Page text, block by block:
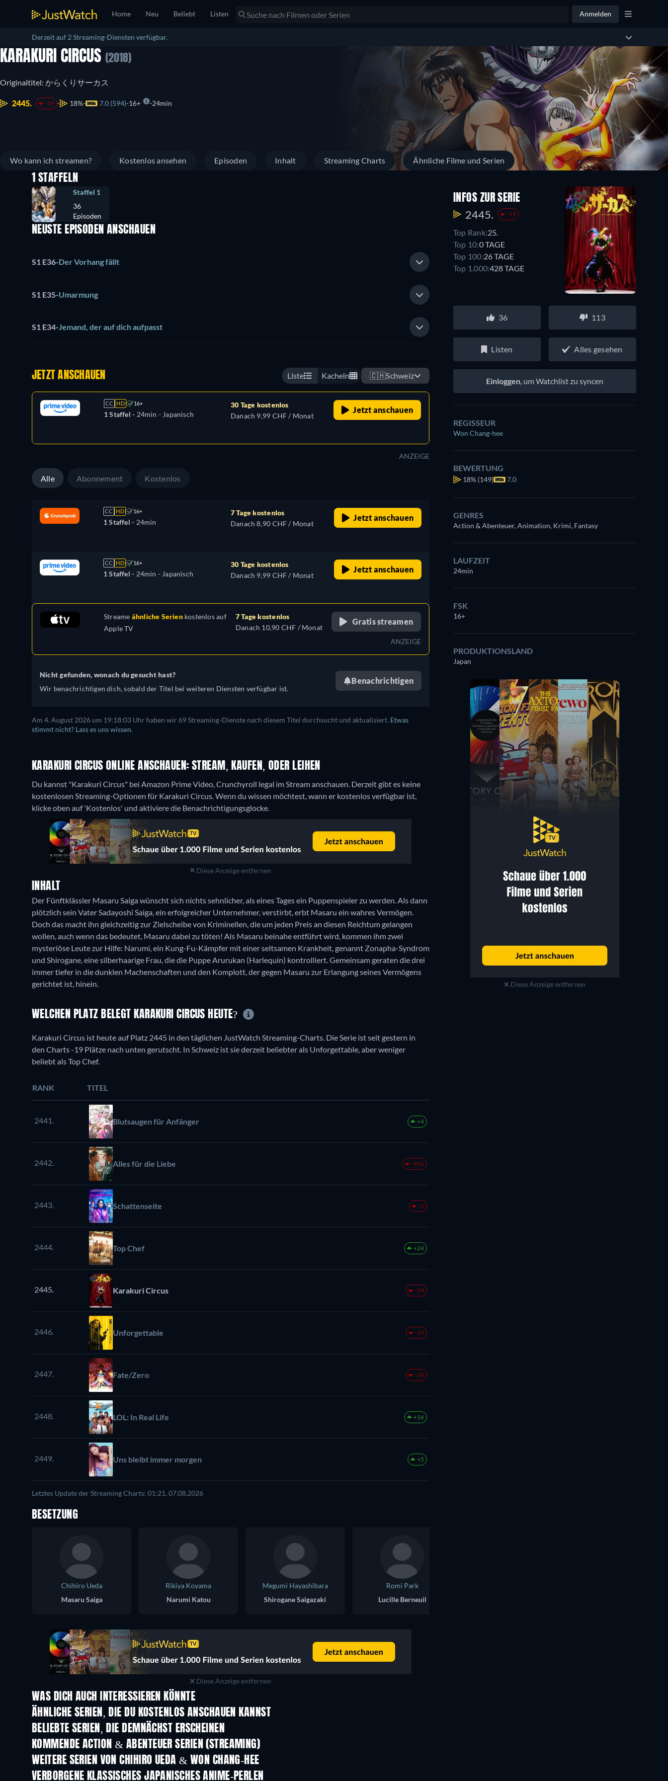
Home Neu Beliebt Listen Anmelden
Derzeit auf 2 Streaming-Diensten verfügbar.
KARAKURI CIRCUS (2018)
Originaltitel: からくりサーカス
2445. -19 18% 7.0 (594) 16+ 24min
Wo kann ich streamen? Kostenlos ansehen Episoden Inhalt Streaming Charts Ähnliche Filme und Serien
1 STAFFELN
Staffel 1
36
Episoden
NEUSTE EPISODEN ANSCHAUEN
S1 E36-Der Vorhang fällt
S1 E35-Umarmung
S1 E34-Jemand, der auf dich aufpasst
JETZT ANSCHAUEN Liste Kacheln 🇨🇭Schweiz
CC HD 16+
1 Staffel - 24min - Japanisch
30 Tage kostenlos
Danach 9,99 CHF / Monat
Jetzt anschauen
ANZEIGE
Alle Abonnement Kostenlos
CC HD 16+
1 Staffel - 24min
7 Tage kostenlos
Danach 8,90 CHF / Monat
Jetzt anschauen
CC HD 16+
1 Staffel - 24min - Japanisch
30 Tage kostenlos
Danach 9,99 CHF / Monat
Jetzt anschauen
Streame ähnliche Serienkostenlos auf
Apple TV
7 Tage kostenlos
Danach 10,90 CHF / Monat
Gratis streamen
ANZEIGE
Nicht gefunden, wonach du gesucht hast?
Wir benachrichtigen dich, sobald der Titel bei weiteren Diensten verfügbar ist.
Benachrichtigen
Am 4. August 2026 um 19:18:03 Uhr haben wir 69 Streaming-Dienste nach diesem Titel durchsucht und aktualisiert. Etwas
stimmt nicht? Lass es uns wissen.
KARAKURI CIRCUS ONLINE ANSCHAUEN: STREAM, KAUFEN, ODER LEIHEN
Du kannst "Karakuri Circus" bei Amazon Prime Video, Crunchyroll legal im Stream anschauen. Derzeit gibt es keine
kostenlosen Streaming-Optionen für Karakuri Circus. Wenn du wissen möchtest, wann er kostenlos verfügbar ist,
klicke oben auf 'Kostenlos' und aktiviere die Benachrichtigungsglocke.
Diese Anzeige entfernen
INHALT
Der Fünftklässler Masaru Saiga wünscht sich nichts sehnlicher, als eines Tages ein Puppenspieler zu werden. Als dann
plötzlich sein Vater Sadayoshi Saiga, ein erfolgreicher Unternehmer, verstirbt, erbt Masaru ein wahres Vermögen.
Doch das macht ihn gleichzeitig zur Zielscheibe von Kriminellen, die um jeden Preis an diesen Reichtum gelangen
wollen, auch wenn das bedeutet, Masaru dabei zu töten! Als Masaru beinahe entführt wird, kommen ihm zwei
mysteriöse Leute zur Hilfe: Narumi, ein Kung-Fu-Kämpfer mit einer seltsamen Krankheit, genannt Zonapha-Syndrom
und Shirogane, eine silberhaarige Frau, die die Puppe Arurukan (Harlequin) kontrolliert. Gemeinsam geraten die drei
immer tiefer in die dunklen Machenschaften und den Komplott, der gegen Masaru zur Erlangung seines Vermögens
gerichtet ist, hinein.
INFOS ZUR SERIE
2445. -19
Top Rank:25.
Top 10:0 TAGE
Top 100:26 TAGE
Top 1.000:428 TAGE
36 113
Listen Alles gesehen
Einloggen, um Watchlist zu syncen
REGISSEUR
Won Chang-hee
BEWERTUNG
18% (149) 7.0
GENRES
Action & Abenteuer, Animation, Krimi, Fantasy
LAUFZEIT
24min
FSK
16+
PRODUKTIONSLAND
Japan
Diese Anzeige entfernen
WELCHEN PLATZ BELEGT KARAKURI CIRCUS HEUTE?
Karakuri Circus ist heute auf Platz 2445 in den täglichen JustWatch Streaming-Charts. Die Serie ist seit gestern in
den Charts -19 Plätze nach unten gerutscht. In Schweiz ist sie derzeit beliebter als Unforgettable, aber weniger
beliebt als Top Chef.
RANK TITEL
2441. Blutsaugen für Anfänger +4
2442. Alles für die Liebe -916
2443. Schattenseite -1
2444. Top Chef +24
2445. Karakuri Circus -19
2446. Unforgettable -19
2447. Fate/Zero -34
2448. LOL: In Real Life +16
2449. Uns bleibt immer morgen +5
Letztes Update der Streaming Charts: 01:21, 07.08.2026
BESETZUNG
Chihiro Ueda
Masaru Saiga
Rikiya Koyama
Narumi Katou
Megumi Hayashibara
Shirogane Saigazaki
Romi Park
Lucille Berneuil
Diese Anzeige entfernen
WAS DICH AUCH INTERESSIEREN KÖNNTE
Serie
ÄHNLICHE SERIEN, DIE DU KOSTENLOS ANSCHAUEN KANNST
Serie Serie
BELIEBTE SERIEN, DIE DEMNÄCHST ERSCHEINEN
Serie Serie
KOMMENDE ACTION & ABENTEUER SERIEN (STREAMING)
Staffel 2 Staffel 2
WEITERE SERIEN VON CHIHIRO UEDA & WON CHANG-HEE
Serie
VERBORGENE KLASSISCHES JAPANISCHES ANIME-PERLEN